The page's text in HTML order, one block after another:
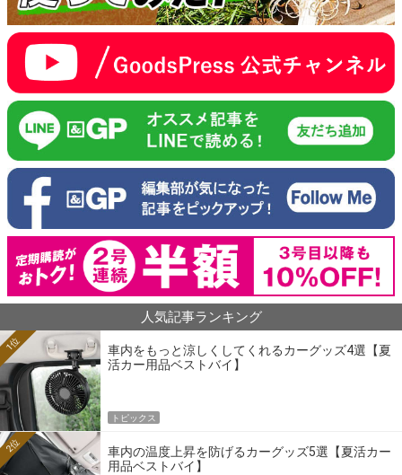
人気記事ランキング
車内をもっと涼しくしてくれるカーグッズ4選【夏
活カー用品ベストバイ】
1位
トピックス
車内の温度上昇を防げるカーグッズ5選【夏活カー
用品ベストバイ】
2位